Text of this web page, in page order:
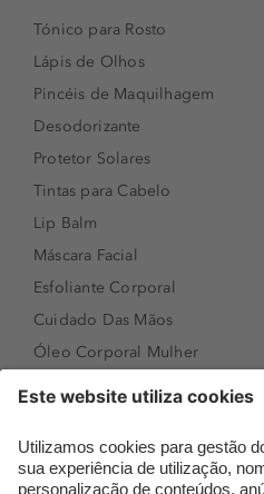
Tónico para Rosto
Lápis de Olhos
Pincéis de Maquilhagem
Desodorizante
Protetor Solares
Tintas para Cabelo
Lip Balm
Máscara Facial
Esfoliante Corporal
Cuidado Das Mãos
Óleo Corporal Mulher
Sérum de Rosto
Body mist & Spray